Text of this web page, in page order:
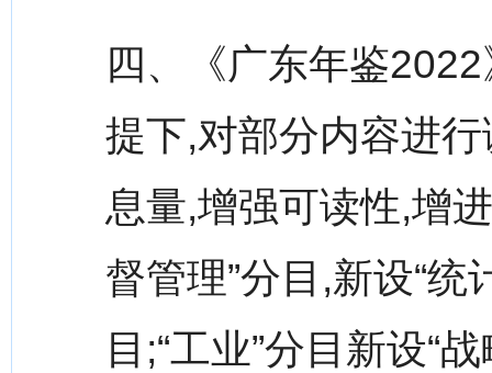
四、《广东年鉴
提下,对部分内容进
息量,增强可读性,增
督管理”分目,新设“统
目;“工业”分目新设“